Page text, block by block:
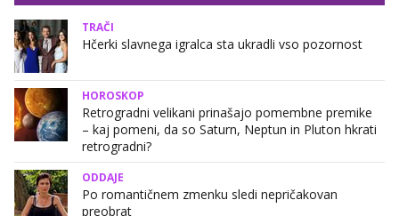
TRAČI
Hčerki slavnega igralca sta ukradli vso pozornost
HOROSKOP
Retrogradni velikani prinašajo pomembne premike
– kaj pomeni, da so Saturn, Neptun in Pluton hkrati
retrogradni?
ODDAJE
Po romantičnem zmenku sledi nepričakovan
preobrat